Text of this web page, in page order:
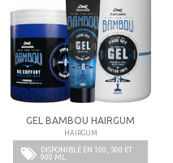
: la cire pour cheveux façon
les gels fixants, les sprays et
GEL BAMBOU HAIRGUM
HAIRGUM
DISPONIBLE EN 100, 500 ET
900 ML